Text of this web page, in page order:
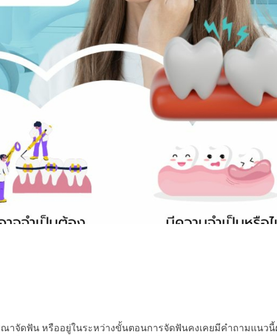
าจัดฟัน หรืออยู่ในระหว่างขั้นตอนการจัดฟันคงเคยมีคำถามแนวนี้